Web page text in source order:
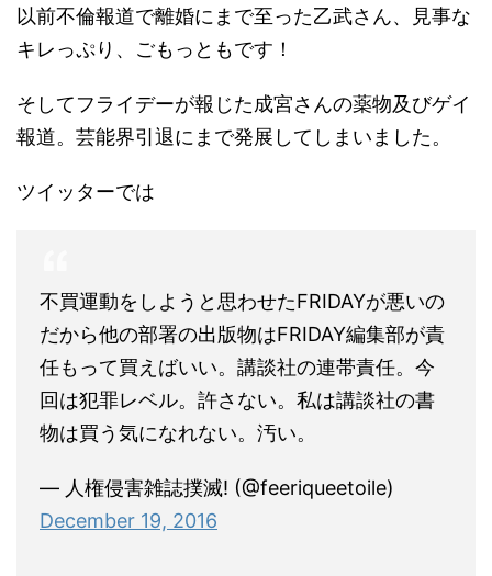
以前不倫報道で離婚にまで至った乙武さん、見事な
キレっぷり、ごもっともです！
そしてフライデーが報じた成宮さんの薬物及びゲイ
報道。芸能界引退にまで発展してしまいました。
ツイッターでは
不買運動をしようと思わせたFRIDAYが悪いの
だから他の部署の出版物はFRIDAY編集部が責
任もって買えばいい。講談社の連帯責任。今
回は犯罪レベル。許さない。私は講談社の書
物は買う気になれない。汚い。
— 人権侵害雑誌撲滅! (@feeriqueetoile)
December 19, 2016